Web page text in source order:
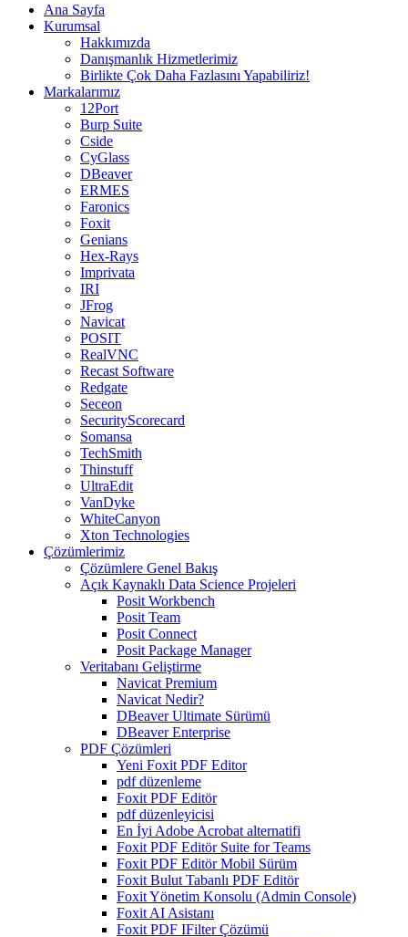
Ana Sayfa
Kurumsal
Hakkımızda
Danışmanlık Hizmetlerimiz
Birlikte Çok Daha Fazlasını Yapabiliriz!
Markalarımız
12Port
Burp Suite
Cside
CyGlass
DBeaver
ERMES
Faronics
Foxit
Genians
Hex-Rays
Imprivata
IRI
JFrog
Navicat
POSIT
RealVNC
Recast Software
Redgate
Seceon
SecurityScorecard
Somansa
TechSmith
Thinstuff
UltraEdit
VanDyke
WhiteCanyon
Xton Technologies
Çözümlerimiz
Çözümlere Genel Bakış
Açık Kaynaklı Data Science Projeleri
Posit Workbench
Posit Team
Posit Connect
Posit Package Manager
Veritabanı Geliştirme
Navicat Premium
Navicat Nedir?
DBeaver Ultimate Sürümü
DBeaver Enterprise
PDF Çözümleri
Yeni Foxit PDF Editor
pdf düzenleme
Foxit PDF Editör
pdf düzenleyicisi
En İyi Adobe Acrobat alternatifi
Foxit PDF Editör Suite for Teams
Foxit PDF Editör Mobil Sürüm
Foxit Bulut Tabanlı PDF Editör
Foxit Yönetim Konsolu (Admin Console)
Foxit AI Asistanı
Foxit PDF IFilter Çözümü